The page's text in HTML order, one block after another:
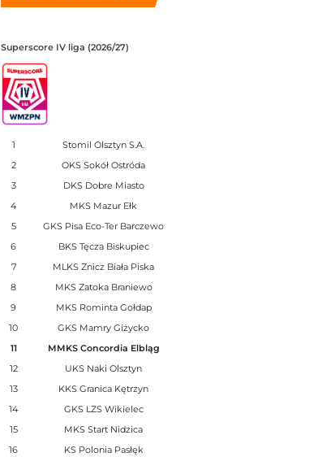
Superscore IV liga (2026/27)
1
Stomil Olsztyn S.A.
2
OKS Sokół Ostróda
3
DKS Dobre Miasto
4
MKS Mazur Ełk
5
GKS Pisa Eco-Ter Barczewo
6
BKS Tęcza Biskupiec
7
MLKS Znicz Biała Piska
8
MKS Zatoka Braniewo
9
MKS Rominta Gołdap
10
GKS Mamry Giżycko
11
MMKS Concordia Elbląg
12
UKS Naki Olsztyn
13
KKS Granica Kętrzyn
14
GKS LZS Wikielec
15
MKS Start Nidzica
16
KS Polonia Pasłęk